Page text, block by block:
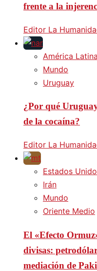
frente a la
Editor La
América Latina
Mundo
Uruguay
¿Por qué
de la cocaína?
Editor La
Estados
Irán
Mundo
Oriente Medio
El «Efecto
divisas:
mediación de